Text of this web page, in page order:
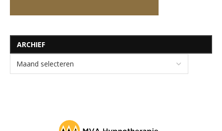
ARCHIEF